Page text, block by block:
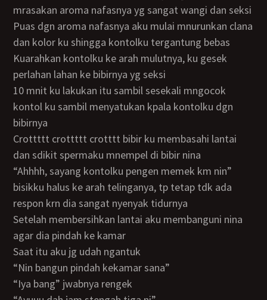
mrasakan aroma nafasnya yg sangat wangi dan seksi
puas dgn aroma nafasnya aku mulai mnurunkan clana
dan kolor ku shingga kontolku tergantung bebas
kuarahkan kontolku ke arah mulutnya, ku gesek
perlahan lahan ke bibirnya yg seksi
10 mnit ku lakukan itu sambil sesekali mngocok
kontol ku sambil menyatukan kpala kontolku dgn
bibirnya
crottttt crottttt crotttt bibir ku membasahi lantai
dan sdikit spermaku mnempel di bibir nina
“ahhhh, sayang kontolku pengen memek km nin”
bisikku halus ke arah telinganya, tp tetap tdk ada
respon krn dia sangat nyenyak tidurnya
setelah membersihkan lantai aku membanguni nina
agar dia pindah ke kamar
saat itu aku jg udah ngantuk
“nin bangun pindah kekamar sana”
“iya bang” jwabnya rengek